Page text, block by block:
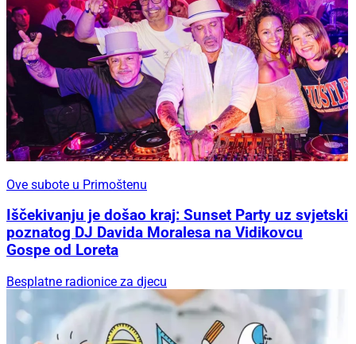
Ove subote u Primoštenu
Iščekivanju je došao kraj: Sunset Party uz svjetski
poznatog DJ Davida Moralesa na Vidikovcu
Gospe od Loreta
Besplatne radionice za djecu